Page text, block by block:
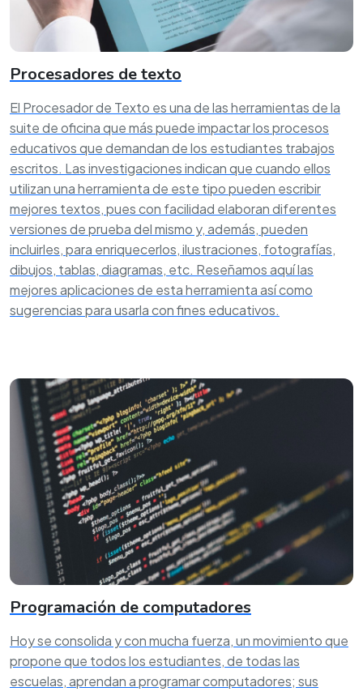
Procesadores de texto
El Procesador de Texto es una de las herramientas de la
suite de oficina que más puede impactar los procesos
educativos que demandan de los estudiantes trabajos
escritos. Las investigaciones indican que cuando ellos
utilizan una herramienta de este tipo pueden escribir
mejores textos, pues con facilidad elaboran diferentes
versiones de prueba del mismo y, además, pueden
incluirles, para enriquecerlos, ilustraciones, fotografías,
dibujos, tablas, diagramas, etc. Reseñamos aquí las
mejores aplicaciones de esta herramienta así como
sugerencias para usarla con fines educativos.
Programación de computadores
Hoy se consolida y con mucha fuerza, un movimiento que
propone que todos los estudiantes, de todas las
escuelas, aprendan a programar computadores; sus